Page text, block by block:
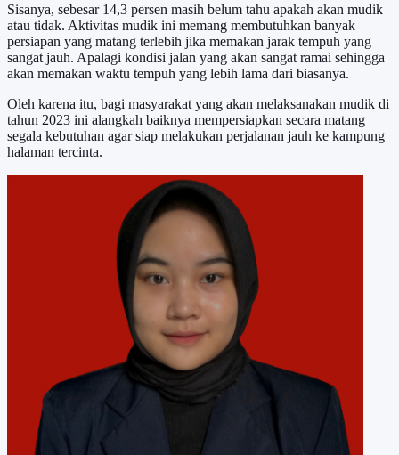
Sisanya, sebesar 14,3 persen masih belum tahu apakah akan mudik
atau tidak. Aktivitas mudik ini memang membutuhkan banyak
persiapan yang matang terlebih jika memakan jarak tempuh yang
sangat jauh. Apalagi kondisi jalan yang akan sangat ramai sehingga
akan memakan waktu tempuh yang lebih lama dari biasanya.
Oleh karena itu, bagi masyarakat yang akan melaksanakan mudik di
tahun 2023 ini alangkah baiknya mempersiapkan secara matang
segala kebutuhan agar siap melakukan perjalanan jauh ke kampung
halaman tercinta.